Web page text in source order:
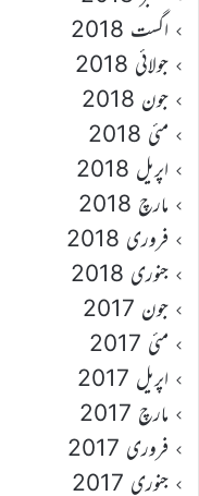
اگست 2018
جولائی 2018
جون 2018
مئی 2018
اپریل 2018
مارچ 2018
فروری 2018
جنوری 2018
جون 2017
مئی 2017
اپریل 2017
مارچ 2017
فروری 2017
جنوری 2017